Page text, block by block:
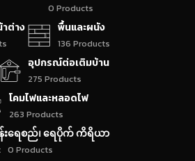
0 Products
าต่าง พื้นและผนัง
136 Products
อุปกรณ์ต่อเติมบ้าน
275 Products
โคมไฟและหลอดไฟ
263 Products
ရေစည်၊ ရေပိုက် ကိရိယာ
0 Products